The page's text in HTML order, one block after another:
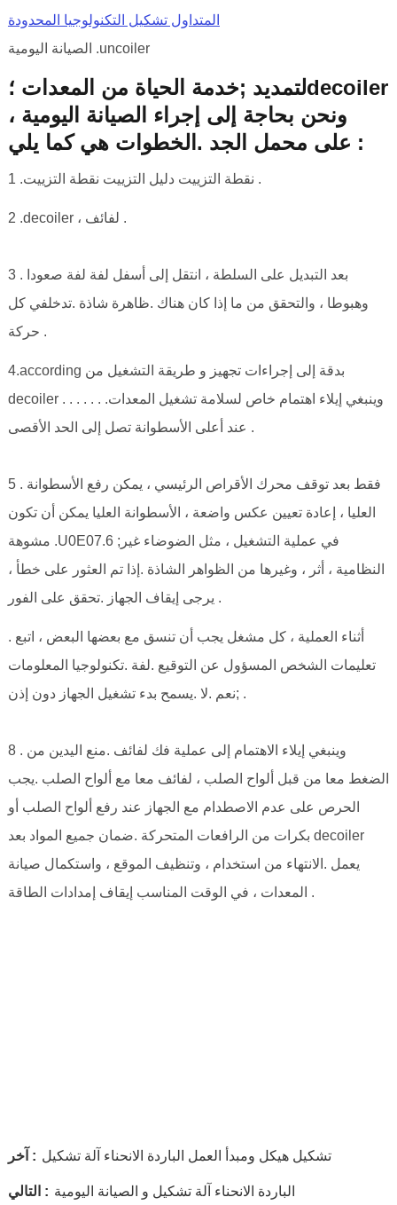
المتداول تشكيل التكنولوجيا المحدودة
الصيانة اليومية .uncoiler
لتمديد ;خدمة الحياة من المعدات ؛decoiler
، ونحن بحاجة إلى إجراء الصيانة اليومية
على محمل الجد .الخطوات هي كما يلي :
1 .نقطة التزييت دليل التزييت نقطة التزييت .
2 .decoiler ، لفائف .
3 . بعد التبديل على السلطة ، انتقل إلى أسفل لفة لفة صعودا
وهبوطا ، والتحقق من ما إذا كان هناك .ظاهرة شاذة .تدخلفي كل
حركة .
4.according بدقة إلى إجراءات تجهيز و طريقة التشغيل من
decoiler . . . . . . .وينبغي إيلاء اهتمام خاص لسلامة تشغيل المعدات
عند أعلى الأسطوانة تصل إلى الحد الأقصى .
5 . فقط بعد توقف محرك الأقراص الرئيسي ، يمكن رفع الأسطوانة
العليا ، إعادة تعيين عكس واضعة ، الأسطوانة العليا يمكن أن تكون
مشوهة .U0E07.6 ;في عملية التشغيل ، مثل الضوضاء غير
النظامية ، أثر ، وغيرها من الظواهر الشاذة .إذا تم العثور على خطأ ،
يرجى إيقاف الجهاز .تحقق على الفور .
. أثناء العملية ، كل مشغل يجب أن تنسق مع بعضها البعض ، اتبع
تعليمات الشخص المسؤول عن التوقيع .لفة .تكنولوجيا المعلومات
;نعم .لا .يسمح بدء تشغيل الجهاز دون إذن .
8 . وينبغي إيلاء الاهتمام إلى عملية فك لفائف .منع اليدين من
الضغط معا من قبل ألواح الصلب ، لفائف معا مع ألواح الصلب .يجب
الحرص على عدم الاصطدام مع الجهاز عند رفع ألواح الصلب أو
بكرات من الرافعات المتحركة .ضمان جميع المواد بعد decoiler
يعمل .الانتهاء من استخدام ، وتنظيف الموقع ، واستكمال صيانة
المعدات ، في الوقت المناسب إيقاف إمدادات الطاقة .
آخر : تشكيل هيكل ومبدأ العمل الباردة الانحناء آلة تشكيل
التالي : الباردة الانحناء آلة تشكيل و الصيانة اليومية